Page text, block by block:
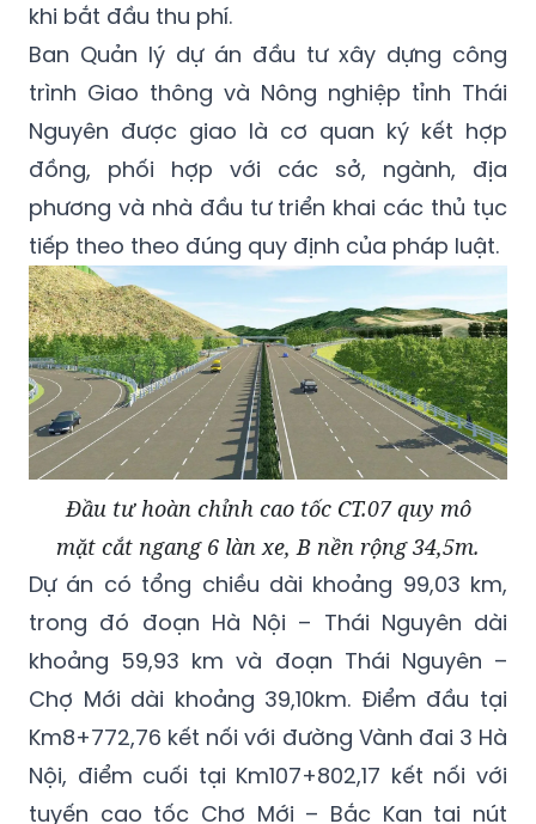
khi bắt đầu thu phí.
Ban Quản lý dự án đầu tư xây dựng công
trình Giao thông và Nông nghiệp tỉnh Thái
Nguyên được giao là cơ quan ký kết hợp
đồng, phối hợp với các sở, ngành, địa
phương và nhà đầu tư triển khai các thủ tục
tiếp theo theo đúng quy định của pháp luật.
Đầu tư hoàn chỉnh cao tốc CT.07 quy mô
mặt cắt ngang 6 làn xe, B nền rộng 34,5m.
Dự án có tổng chiều dài khoảng 99,03 km,
trong đó đoạn Hà Nội – Thái Nguyên dài
khoảng 59,93 km và đoạn Thái Nguyên –
Chợ Mới dài khoảng 39,10km. Điểm đầu tại
Km8+772,76 kết nối với đường Vành đai 3 Hà
Nội, điểm cuối tại Km107+802,17 kết nối với
tuyến cao tốc Chợ Mới – Bắc Kạn tại nút